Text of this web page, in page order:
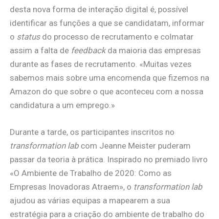
desta nova forma de interação digital é, possível
identificar as funções a que se candidatam, informar
o statusdo processo de recrutamento e colmatar
assim a falta de feedbackda maioria das empresas
durante as fases de recrutamento. «Muitas vezes
sabemos mais sobre uma encomenda que fizemos na
Amazon do que sobre o que aconteceu com a nossa
candidatura a um emprego.»
Durante a tarde, os participantes inscritos no
transformation lab com Jeanne Meister puderam
passar da teoria à prática. Inspirado no premiado livro
«O Ambiente de Trabalho de 2020: Como as
Empresas Inovadoras Atraem», o transformation lab
ajudou as várias equipas a mapearem a sua
estratégia para a criação do ambiente de trabalho do